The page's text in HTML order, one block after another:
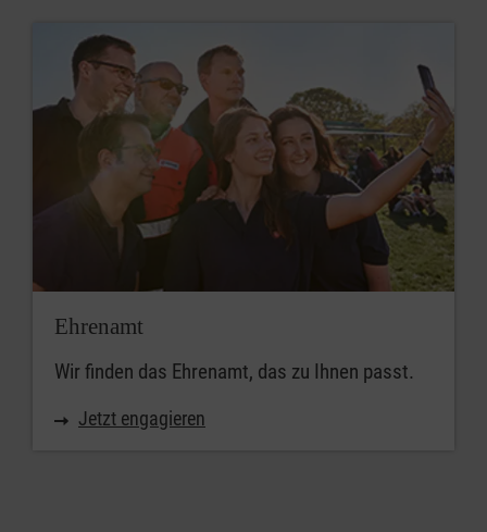
Ehrenamt
Wir finden das Ehrenamt, das zu Ihnen passt.
Jetzt engagieren